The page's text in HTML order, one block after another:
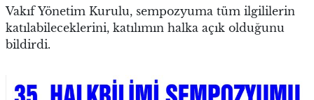
Vakıf Yönetim Kurulu, sempozyuma tüm ilgililerin
katılabileceklerini, katılımın halka açık olduğunu
bildirdi.